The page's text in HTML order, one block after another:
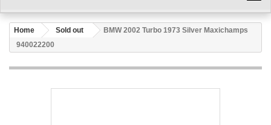
Home Sold out
BMW 2002 Turbo 1973 Silver Maxichamps
940022200